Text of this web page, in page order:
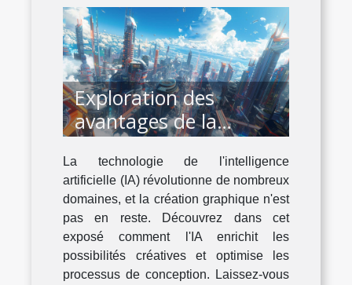
Exploration des
avantages de la
technologie IA dans la
création graphique
La technologie de l'intelligence
artificielle (IA) révolutionne de nombreux
domaines, et la création graphique n'est
pas en reste. Découvrez dans cet
exposé comment l'IA enrichit les
possibilités créatives et optimise les
processus de conception. Laissez-vous